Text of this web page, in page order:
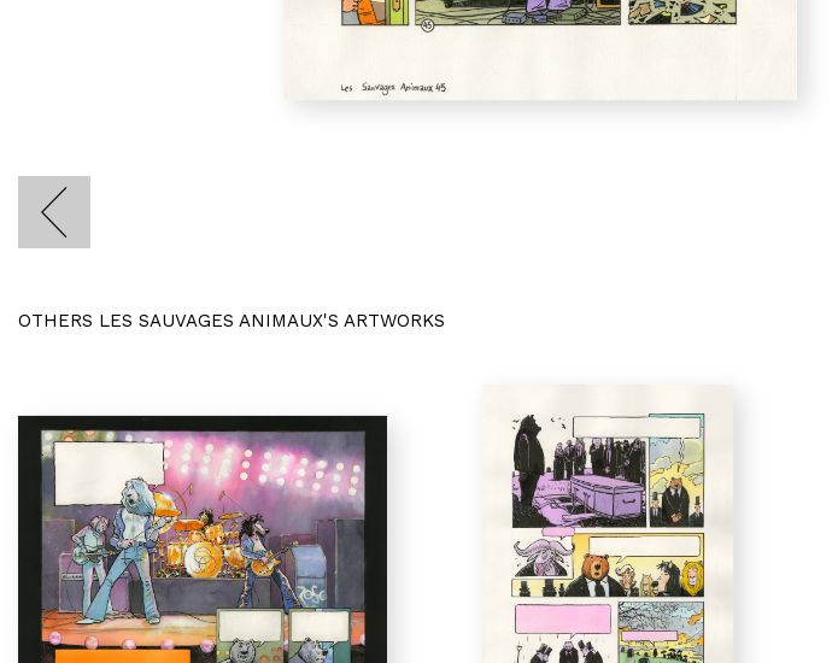
OTHERS LES SAUVAGES ANIMAUX'S ARTWORKS